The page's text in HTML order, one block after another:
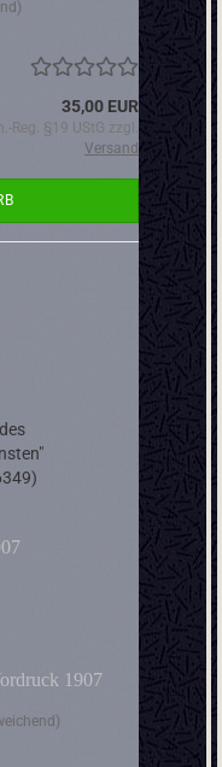
35,00 EUR
Reg. §19 UStG zzgl.
Versand
1907